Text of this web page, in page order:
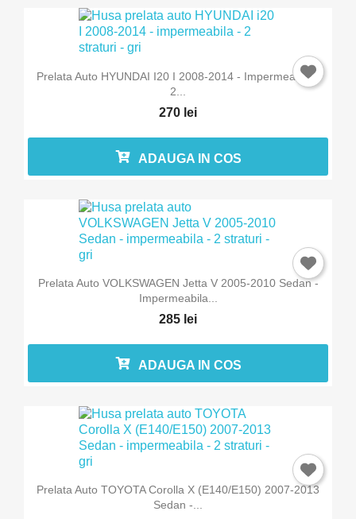
Prelata Auto HYUNDAI I20 I 2008-2014 - Impermeabila -
2...
270 lei
ADAUGA IN COS
Prelata Auto VOLKSWAGEN Jetta V 2005-2010 Sedan -
Impermeabila...
285 lei
ADAUGA IN COS
Prelata Auto TOYOTA Corolla X (E140/E150) 2007-2013
Sedan -...